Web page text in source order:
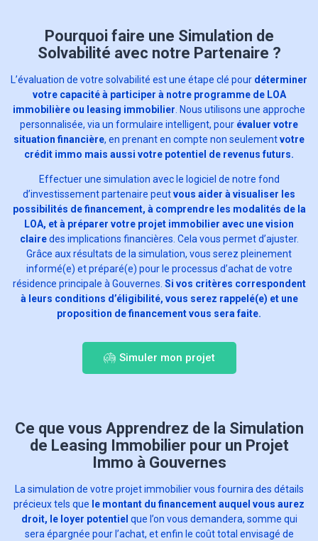
Pourquoi faire une Simulation de
Solvabilité avec notre Partenaire ?
L’évaluation de votre solvabilité est une étape clé pour déterminer
votre capacité à participer à notre programme de LOA
immobilière ou leasing immobilier . Nous utilisons une approche
personnalisée, via un formulaire intelligent, pour évaluer votre
situation financière, en prenant en compte non seulementvotre
crédit immo mais aussi votre potentiel de revenus futurs.
Effectuer une simulation avec le logiciel de notre fond
d’investissement partenaire peutvous aider à visualiser les
possibilités de financement, à comprendre les modalités de la
LOA, et à préparer votre projet immobilier avec une vision
clairedes implications financières. Cela vous permet d’ajuster.
Grâce aux résultats de la simulation, vous serez pleinement
informé(e) et préparé(e) pour le processus d’achat de votre
résidence principale à Gouvernes. Si vos critères correspondent
à leurs conditions d’éligibilité, vous serez rappelé(e) et une
proposition de financement vous sera faite.
Simuler mon projet
Ce que vous Apprendrez de la Simulation
de Leasing Immobilier pour un Projet
Immo à Gouvernes
La simulation de votre projet immobilier vous fournira des détails
précieux tels que le montant du financement auquel vous aurez
droit, le loyer potentiel que l’on vous demandera, somme qui
sera épargnée pour l’achat, et enfin le coût total envisagé de